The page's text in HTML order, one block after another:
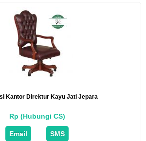
Kantor Direktur Kayu Jati Jepara
Rp (Hubungi CS)
Email SMS